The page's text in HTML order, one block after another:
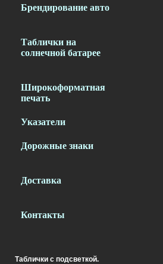
Брендирование авто
Таблички на
солнечной батарее
Широкоформатная
печать
Указатели
Дорожные знаки
Доставка
Контакты
Таблички с подсветкой.